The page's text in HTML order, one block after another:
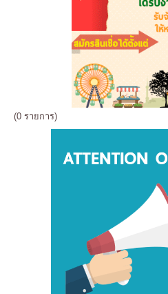
(0 รายการ)